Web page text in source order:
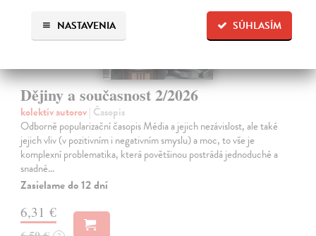
SÚHLASÍM
NASTAVENIA
Dějiny a současnost 2/2026
kolektív autorov| Časopis
Odborně popularizační časopis Média a jejich nezávislost, ale také
jejich vliv (v pozitivním i negativním smyslu) a moc, to vše je
komplexní problematika, která povětšinou postrádá jednoduché a
snadné…
Zasielame do 12 dní
6,31 €